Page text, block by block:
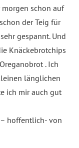
morgen schon auf
der Teig für
gespannt. Und
Knäckebrotchips
. Ich
länglichen
ich mir auch gut
hoffentlich- von